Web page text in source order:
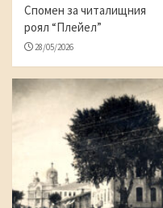
Спомен за читалищния
роял “Плейел”
28/05/2026